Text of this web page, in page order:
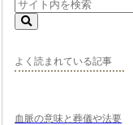
よく読まれている記事
血脈の意味と葬儀や法要